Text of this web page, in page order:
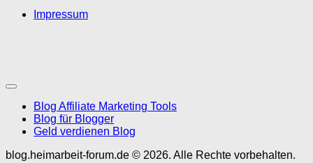
Impressum
Blog Affiliate Marketing Tools
Blog für Blogger
Geld verdienen Blog
blog.heimarbeit-forum.de © 2026. Alle Rechte vorbehalten.